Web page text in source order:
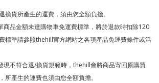
換貨所產生的運費，須由您全額負擔。
商品金額未達購物車免運費標準，將於退款時扣除120
標準請參照thehill官方網站之各項產品免運費條件或活
現不符合退/換貨規範時，thehill會將商品寄回原購買
所產生的運費也須由您全額負擔。